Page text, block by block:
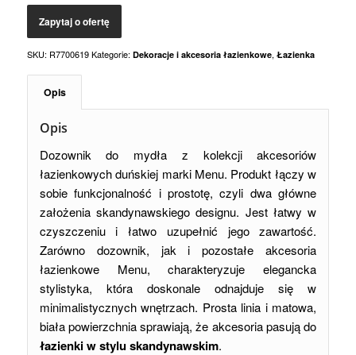
SKU: R7700619 Kategorie: Dekoracje i akcesoria łazienkowe, Łazienka
Opis
Opis
Dozownik do mydła z kolekcji akcesoriów
łazienkowych duńskiej marki Menu. Produkt łączy w
sobie funkcjonalność i prostotę, czyli dwa główne
założenia skandynawskiego designu. Jest łatwy w
czyszczeniu i łatwo uzupełnić jego zawartość.
Zarówno dozownik, jak i pozostałe akcesoria
łazienkowe Menu, charakteryzuje elegancka
stylistyka, która doskonale odnajduje się w
minimalistycznych wnętrzach. Prosta linia i matowa,
biała powierzchnia sprawiają, że akcesoria pasują do
łazienki w stylu skandynawskim.